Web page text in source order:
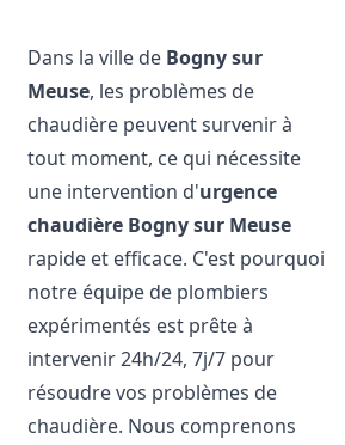
Dans la ville de Bogny sur
Meuse, les problèmes de
chaudière peuvent survenir à
tout moment, ce qui nécessite
une intervention d'urgence
chaudière Bogny sur Meuse
rapide et efficace. C'est pourquoi
notre équipe de plombiers
expérimentés est prête à
intervenir 24h/24, 7j/7 pour
résoudre vos problèmes de
chaudière. Nous comprenons